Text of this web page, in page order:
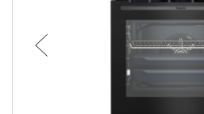
Микроволновые печи
Малая бытовая техника